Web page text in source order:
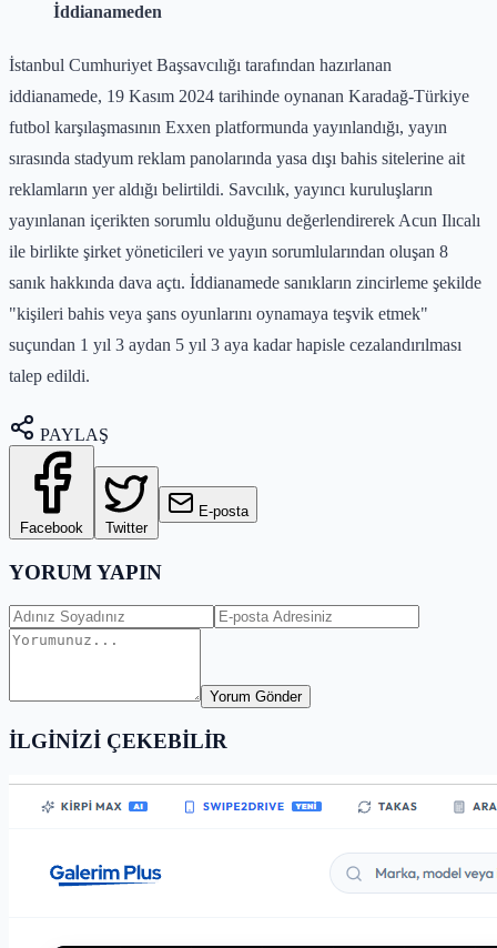
İddianameden
İstanbul Cumhuriyet Başsavcılığı tarafından hazırlanan
iddianamede, 19 Kasım 2024 tarihinde oynanan Karadağ-Türkiye
futbol karşılaşmasının Exxen platformunda yayınlandığı, yayın
sırasında stadyum reklam panolarında yasa dışı bahis sitelerine ait
reklamların yer aldığı belirtildi. Savcılık, yayıncı kuruluşların
yayınlanan içerikten sorumlu olduğunu değerlendirerek Acun Ilıcalı
ile birlikte şirket yöneticileri ve yayın sorumlularından oluşan 8
sanık hakkında dava açtı. İddianamede sanıkların zincirleme şekilde
"kişileri bahis veya şans oyunlarını oynamaya teşvik etmek"
suçundan 1 yıl 3 aydan 5 yıl 3 aya kadar hapisle cezalandırılması
talep edildi.
PAYLAŞ
Facebook Twitter
E-posta
YORUM YAPIN
Yorum Gönder
İLGİNİZİ ÇEKEBİLİR